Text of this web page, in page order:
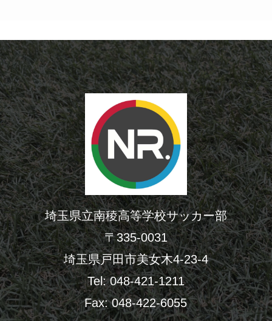
埼玉県立南稜高等学校サッカー部
〒335-0031
埼玉県戸田市美女木4-23-4
Tel: 048-421-1211
Fax: 048-422-6055